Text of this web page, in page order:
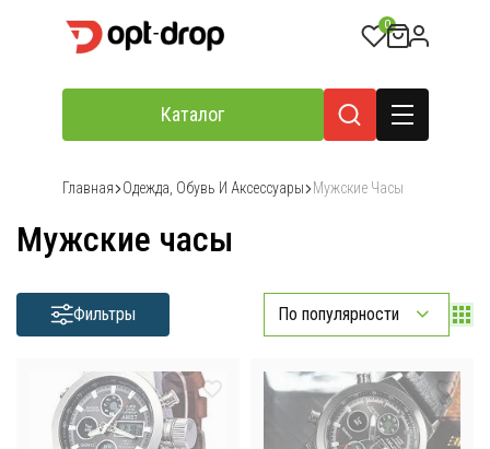
0
Каталог
Главная Одежда, Обувь И Аксессуары Мужские Часы
Мужские часы
Фильтры По популярности